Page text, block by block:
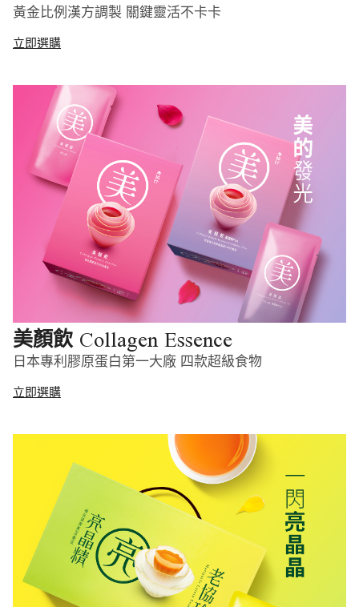
黃金比例漢方調製 關鍵靈活不卡卡
立即選購
美顏飲 Collagen Essence
日本專利膠原蛋白第一大廠 四款超級食物
立即選購